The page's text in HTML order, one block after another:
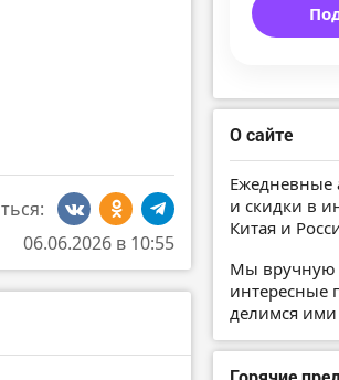
06.06.2026 в 10:55
О сайте
Ежедневные
и скидки в
Китая и
Мы вручную
интересные
делимся